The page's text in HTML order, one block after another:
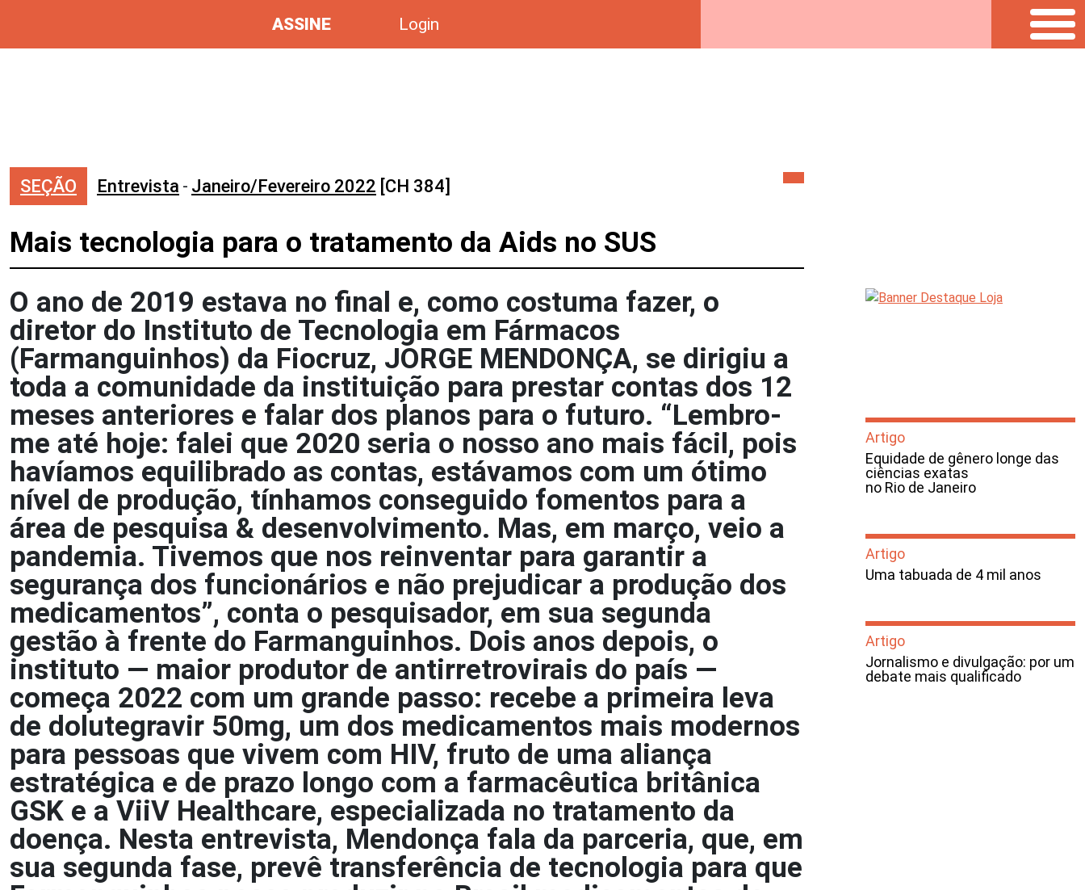
ASSINE Login
SEÇÃO Entrevista - Janeiro/Fevereiro 2022 [CH 384]
Mais tecnologia para o tratamento da Aids no SUS
O ano de 2019 estava no final e, como costuma fazer, o
diretor do Instituto de Tecnologia em Fármacos
(Farmanguinhos) da Fiocruz, JORGE MENDONÇA, se dirigiu a
toda a comunidade da instituição para prestar contas dos 12
meses anteriores e falar dos planos para o futuro. “Lembro-
me até hoje: falei que 2020 seria o nosso ano mais fácil, pois
havíamos equilibrado as contas, estávamos com um ótimo
nível de produção, tínhamos conseguido fomentos para a
área de pesquisa & desenvolvimento. Mas, em março, veio a
pandemia. Tivemos que nos reinventar para garantir a
segurança dos funcionários e não prejudicar a produção dos
medicamentos”, conta o pesquisador, em sua segunda
gestão à frente do Farmanguinhos. Dois anos depois, o
instituto — maior produtor de antirretrovirais do país —
começa 2022 com um grande passo: recebe a primeira leva
de dolutegravir 50mg, um dos medicamentos mais modernos
para pessoas que vivem com HIV, fruto de uma aliança
estratégica e de prazo longo com a farmacêutica britânica
GSK e a ViiV Healthcare, especializada no tratamento da
doença. Nesta entrevista, Mendonça fala da parceria, que, em
sua segunda fase, prevê transferência de tecnologia para que
Artigo
Equidade de gênero longe das
ciências exatas
no Rio de Janeiro
Artigo
Uma tabuada de 4 mil anos
Artigo
Jornalismo e divulgação: por um
debate mais qualificado